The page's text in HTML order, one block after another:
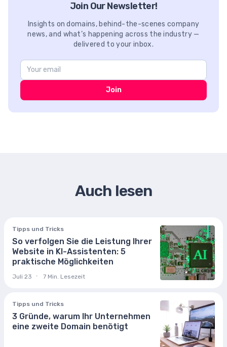
Join Our Newsletter!
Insights on domains, behind-the-scenes company
news, and what’s happening across the industry —
delivered to your inbox.
Join
Auch lesen
Tipps und Tricks
So verfolgen Sie die Leistung Ihrer
Website in KI-Assistenten: 5
praktische Möglichkeiten
Juli 23 7 Min. Lesezeit
Tipps und Tricks
3 Gründe, warum Ihr Unternehmen
eine zweite Domain benötigt